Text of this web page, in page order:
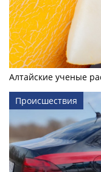
Алтайские ученые
Происшествия